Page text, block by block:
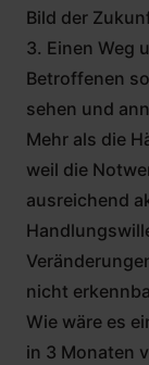
Bild der
3. Einen Weg
Betroffenen
sehen und
Mehr als die
weil die
ausreichend
nicht
Wie wäre es
in 3 Monaten